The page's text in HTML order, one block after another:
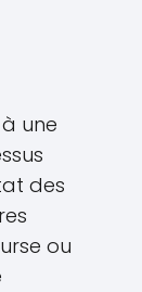
une
des
ou